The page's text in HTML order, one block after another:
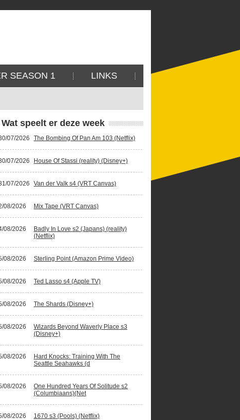
SEASON 1 LINKS
Wat speelt er deze week
07/2026 The Bombing Of Pan Am 103 (Netflix)
07/2026 House Of Stassi (reality) (Disney+)
07/2026 Van der Valk s4 (VRT Canvas)
08/2026 Mix Tape (VRT Canvas)
08/2026
Badly In Love s2 (Japans) (reality)
(Netflix)
08/2026 Sterling Point (Amazon Prime Video)
08/2026 Ted Lasso s4 (Apple TV)
08/2026 The Shards (Disney+)
08/2026
Wizards Beyond Waverly Place s3
(Disney+)
08/2026
Hard Knocks: Training With The
Seattle Seahawks (d
08/2026
One Hundred Years Of Solitude s2
(Columbiaans)(Net
08/2026 1670 s3 (Pools) (Netflix)